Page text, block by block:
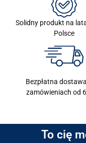
Solidny produkt na
Polsce
Bezpłatna
zamówieniach od
To cię